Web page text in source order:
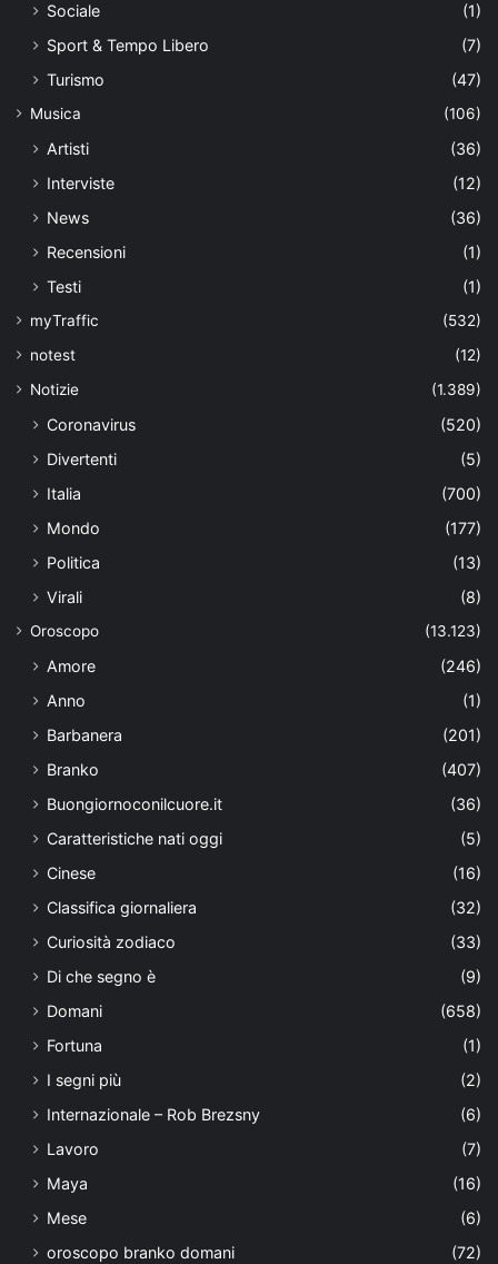
Sociale
(1)
Sport & Tempo Libero
(7)
Turismo
(47)
Musica (106)
Artisti
(36)
Interviste
(12)
News
(36)
Recensioni
(1)
Testi
(1)
myTraffic
(532)
notest
(12)
Notizie
(1.389)
Coronavirus
(520)
Divertenti
(5)
Italia
(700)
Mondo
(177)
Politica
(13)
Virali
(8)
Oroscopo (13.123)
Amore
(246)
Anno
(1)
Barbanera
(201)
Branko
(407)
Buongiornoconilcuore.it
(36)
Caratteristiche nati oggi
(5)
Cinese
(16)
Classifica giornaliera
(32)
Curiosità zodiaco
(33)
Di che segno è
(9)
Domani
(658)
Fortuna
(1)
I segni più
(2)
Internazionale – Rob Brezsny
(6)
Lavoro
(7)
Maya
(16)
Mese
(6)
oroscopo branko domani
(72)